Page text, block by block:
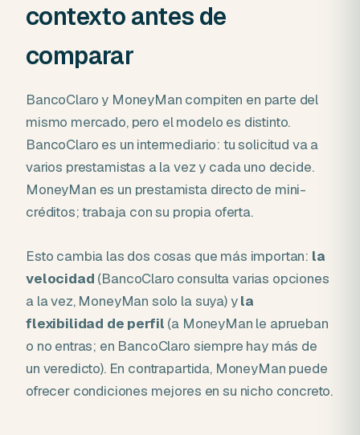
contexto antes de
comparar
BancoClaro y MoneyMan compiten en parte del
mismo mercado, pero el modelo es distinto.
BancoClaro es un intermediario: tu solicitud va a
varios prestamistas a la vez y cada uno decide.
MoneyMan es un prestamista directo de mini-
créditos; trabaja con su propia oferta.
Esto cambia las dos cosas que más importan: la
velocidad (BancoClaro consulta varias opciones
a la vez, MoneyMan solo la suya) yla
flexibilidad de perfil (a MoneyMan le aprueban
o no entras; en BancoClaro siempre hay más de
un veredicto). En contrapartida, MoneyMan puede
ofrecer condiciones mejores en su nicho concreto.